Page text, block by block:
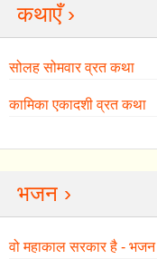
कथाएँ ›
सोलह सोमवार व्रत कथा
कामिका एकादशी व्रत कथा
भजन ›
वो महाकाल सरकार है - भजन